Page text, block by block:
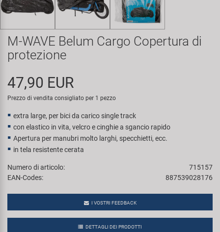
Super B
Velo
Tutte le marche
M-WAVE Belum Cargo Copertura di
protezione
47,90 EUR
Prezzo di vendita consigliato per 1 pezzo
extra large, per bici da carico single track
con elastico in vita, velcro e cinghie a sgancio rapido
Apertura per manubri molto larghi, specchietti, ecc.
in tela resistente cerata
Numero di articolo:
715157
EAN-Codes:
887539028176
I VOSTRI FEEDBACK
DETTAGLI DEI PRODOTTI